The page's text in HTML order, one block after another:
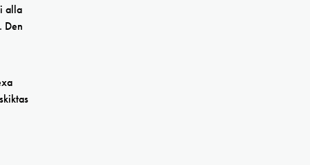
alla
Den